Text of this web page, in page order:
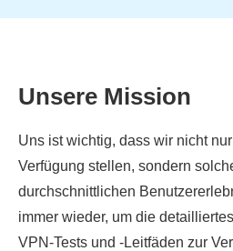
Unsere Mission
Uns ist wichtig, dass wir nicht
Verfügung stellen, sondern
durchschnittlichen
immer wieder, um die
VPN-Tests und -Leitfäden zur